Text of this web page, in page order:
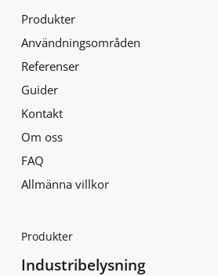
Produkter
Användningsområden
Referenser
Guider
Kontakt
Om oss
FAQ
Allmänna villkor
Produkter
Industribelysning